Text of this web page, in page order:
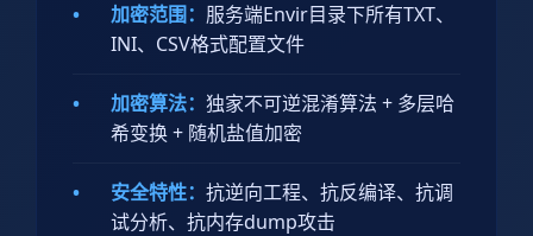
• 加密范围： 服务端Envir目录下所有TXT、
INI、CSV格式配置文件
• 加密算法： 独家不可逆混淆算法 + 多层哈
希变换 + 随机盐值加密
• 安全特性： 抗逆向工程、抗反编译、抗调
试分析、抗内存dump攻击